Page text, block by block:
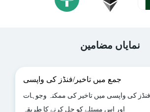
نمایاں مضامین
جمع میں تاخیر/فنڈز کی واپسی
کی واپسی میں تاخیر کی ممکنہ وجوہات
اور اس مسئلے کو حل کرنے کا طریقہ